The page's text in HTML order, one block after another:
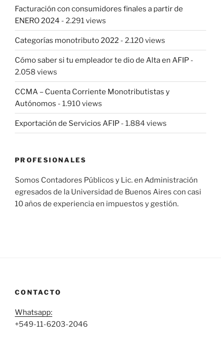
Facturación con consumidores finales a partir de
ENERO 2024 - 2.291 views
Categorías monotributo 2022 - 2.120 views
Cómo saber si tu empleador te dio de Alta en AFIP -
2.058 views
CCMA – Cuenta Corriente Monotributistas y
Autónomos - 1.910 views
Exportación de Servicios AFIP - 1.884 views
PROFESIONALES
Somos Contadores Públicos y Lic. en Administración
egresados de la Universidad de Buenos Aires con casi
10 años de experiencia en impuestos y gestión.
CONTACTO
Whatsapp:
+549-11-6203-2046